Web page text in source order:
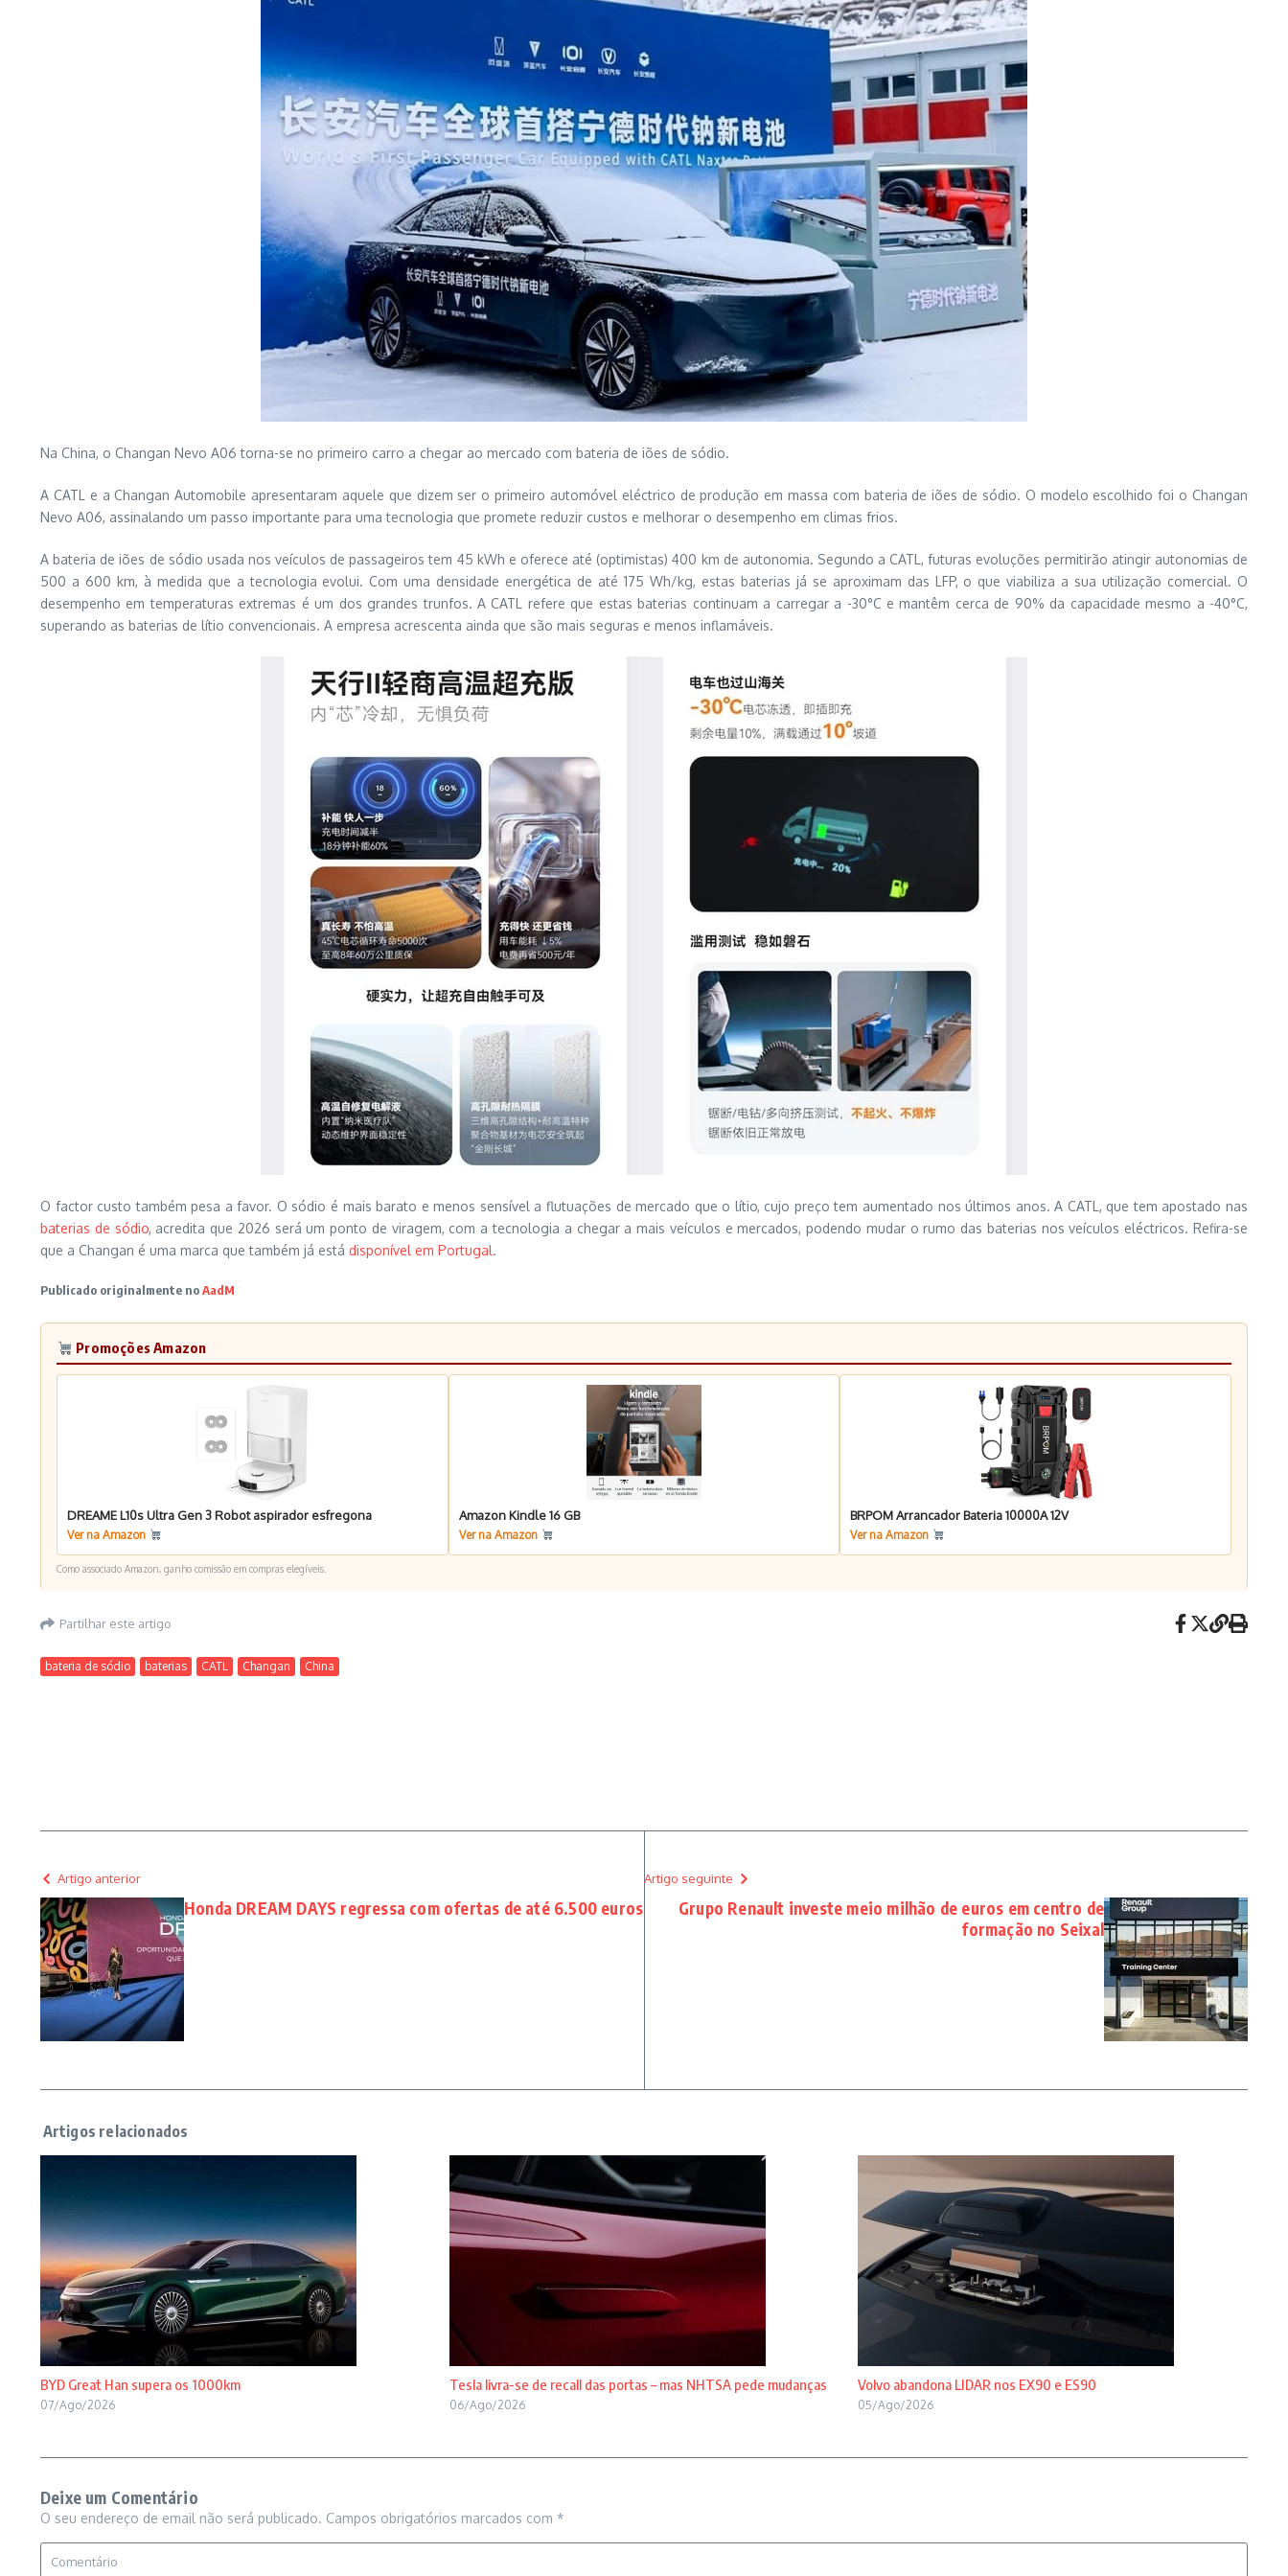
Na China, o Changan Nevo A06 torna-se no primeiro carro a chegar ao mercado com bateria de iões de sódio.
A CATL e a Changan Automobile apresentaram aquele que dizem ser o primeiro automóvel eléctrico de produção em massa com bateria de iões de sódio. O modelo escolhido foi o Changan
Nevo A06, assinalando um passo importante para uma tecnologia que promete reduzir custos e melhorar o desempenho em climas frios.
A bateria de iões de sódio usada nos veículos de passageiros tem 45 kWh e oferece até (optimistas) 400 km de autonomia. Segundo a CATL, futuras evoluções permitirão atingir autonomias de
500 a 600 km, à medida que a tecnologia evolui. Com uma densidade energética de até 175 Wh/kg, estas baterias já se aproximam das LFP, o que viabiliza a sua utilização comercial. O
desempenho em temperaturas extremas é um dos grandes trunfos. A CATL refere que estas baterias continuam a carregar a -30°C e mantêm cerca de 90% da capacidade mesmo a -40°C,
superando as baterias de lítio convencionais. A empresa acrescenta ainda que são mais seguras e menos inflamáveis.
O factor custo também pesa a favor. O sódio é mais barato e menos sensível a flutuações de mercado que o lítio, cujo preço tem aumentado nos últimos anos. A CATL, que tem apostado nas
baterias de sódio, acredita que 2026 será um ponto de viragem, com a tecnologia a chegar a mais veículos e mercados, podendo mudar o rumo das baterias nos veículos eléctricos. Refira-se
que a Changan é uma marca que também já está disponível em Portugal.
Publicado originalmente noAadM
Promoções Amazon
DREAME L10s Ultra Gen 3 Robot aspirador esfregona
Ver na Amazon
Amazon Kindle 16 GB
Ver na Amazon
BRPOM Arrancador Bateria 10000A 12V
Ver na Amazon
Como associado Amazon, ganho comissão em compras elegíveis.
Partilhar este artigo
bateria de sódio baterias CATL Changan China
Artigo anterior
Honda DREAM DAYS regressa com ofertas de até 6.500 euros
Artigo seguinte
Grupo Renault investe meio milhão de euros em centro de
formação no Seixal
BYD Great Han supera os 1000km
07/Ago/2026
Tesla livra-se de recall das portas – mas NHTSA pede mudanças
06/Ago/2026
Volvo abandona LIDAR nos EX90 e ES90
05/Ago/2026
Deixe um Comentário
O seu endereço de email não será publicado. Campos obrigatórios marcados com *